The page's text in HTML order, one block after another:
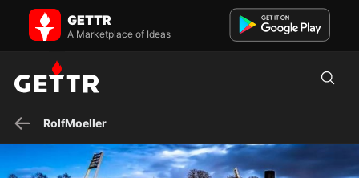
RolfMoeller on GETTR - Profile and Posts
Visit RolfMoeller's profile on GETTR. View their posts, photos, videos,
and connect with them on the social platform.
GETTR
A Marketplace of Ideas
RolfMoeller